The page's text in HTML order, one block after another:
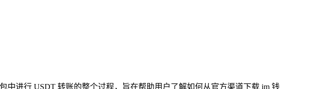
中进行 USDT 转账的整个过程，旨在帮助用户了解如何从官方渠道下载 im 钱